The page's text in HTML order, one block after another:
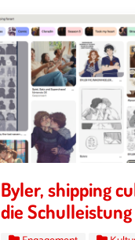
Byler, shipping
die